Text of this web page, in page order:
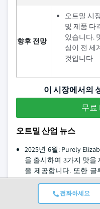
전화하세요
향후 전망
오트밀 시
및 제품 다
있습니다.
싱이 전 세
것입니다
이 시장에서의
무료
오트밀 산업 뉴스
2025년 6월: Purely
을 출시하여 3가지 맛을
을 제공합니다. 또한
건조 과일, 향신료로 만
소비자들 사이의 웰니
니다.